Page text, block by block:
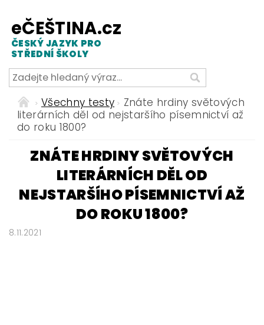
eČEŠTINA.cz
ČESKÝ JAZYK PRO
STŘEDNÍ ŠKOLY
Všechny testy
Znáte hrdiny světových
literárních děl od nejstaršího písemnictví až
do roku 1800?
ZNÁTE HRDINY SVĚTOVÝCH
LITERÁRNÍCH DĚL OD
NEJSTARŠÍHO PÍSEMNICTVÍ AŽ
DO ROKU 1800?
8.11.2021